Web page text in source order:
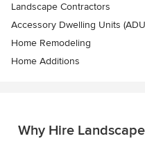
Landscape Contractors
Accessory Dwelling Units
Home Remodeling
Home Additions
Why Hire